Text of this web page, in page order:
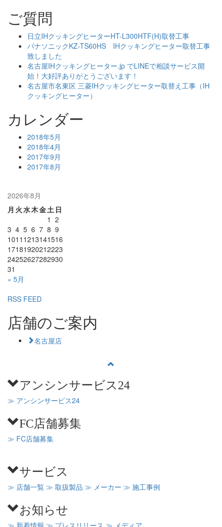
ご質問
日立IHクッキングヒーターHT-L300HTF(H)取替工事
パナソニックKZ-TS60HS IHクッキングヒーター取替工事
致しました
名古屋IHクッキングヒーター.jp でLINEで相談サービス開
始！大好評ありがとうございます！
名古屋市名東区 三菱IHクッキングヒーター取替え工事（IH
クッキングヒーター）
カレンダー
2018年5月
2018年4月
2017年9月
2017年8月
2026年8月
月 火水木金土 日
1 2
3 4 5 6 7 8 9
1011 1213141516
17181920212223
24252627282930
31
« 5月
RSS FEED
店舗のご案内
名古屋店
アンシンサービス24
≫ アンシンサービス24
FC店舗募集
≫ FC店舗募集
サービス
≫ 店舗一覧 ≫ 取扱製品 ≫ メーカー ≫ 施工事例
お知らせ
≫ 新着情報 ≫ プレスリリース ≫ メディア